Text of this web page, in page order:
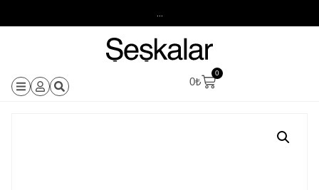
0₺
0